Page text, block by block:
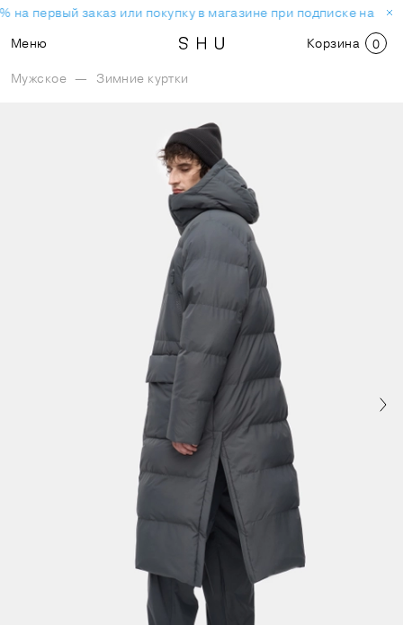
на первый заказ или покупку в магазине при подписке на
Меню
Корзина 0
Мужское — Зимние куртки